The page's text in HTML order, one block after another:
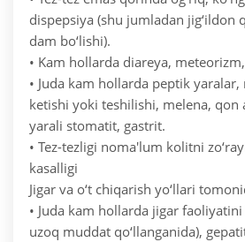
dispepsiya (shu jumladan jig‘ildon
dam bo‘lishi).
• Kam hollarda diareya,
• Juda kam hollarda peptik
ketishi yoki teshilishi, melena, qon
yarali stomatit, gastrit.
• Tez-tezligi noma'lum kolitni
kasalligi
Jigar va o‘t chiqarish yo‘llari
• Juda kam hollarda jigar
uzoq muddat qo‘llanganida),